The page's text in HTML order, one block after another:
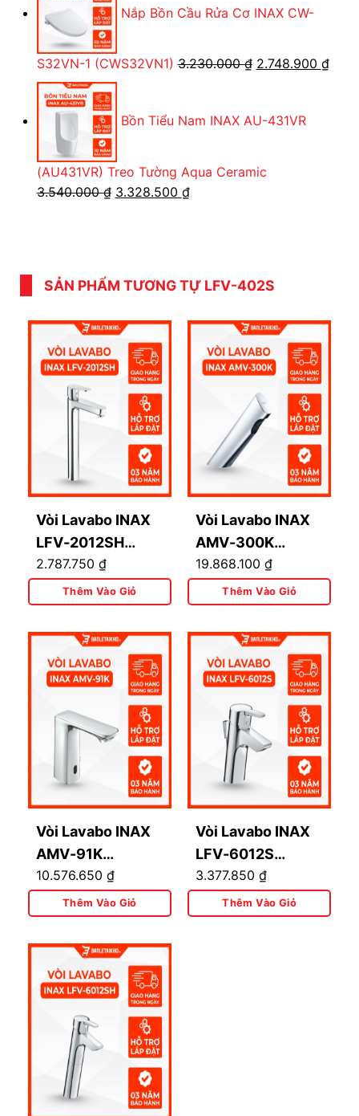
Nắp Bồn Cầu Rửa Cơ INAX CW-
S32VN-1 (CWS32VN1) 3.230.000₫ Giá
3.230.000 ₫.
2.748.900 ₫Giá
Bồn Tiểu Nam INAX AU-431VR
(AU431VR) Treo Tường Aqua Ceramic
3.540.000₫ Giá
3.328.500 ₫Giá
SẢN PHẨM TƯƠNG TỰ LFV-402S
Vòi Lavabo INAX
LFV-2012SH
(LFV2012SH) Đặt
Bàn Thân Cao
2.787.750 ₫
Thêm Vào Giỏ
Vòi Lavabo INAX
AMV-300K
(AMV300K) Cảm
Ứng Nóng Lạnh
19.868.100 ₫
Thêm Vào Giỏ
Vòi Lavabo INAX
AMV-91K
(AMV91K) Nóng
Lạnh Cảm Ứng
Dùng Điện 220V
10.576.650 ₫
Thêm Vào Giỏ
Vòi Lavabo INAX
LFV-6012S
(LFV6012S) Nóng
Lạnh
3.377.850 ₫
Thêm Vào Giỏ